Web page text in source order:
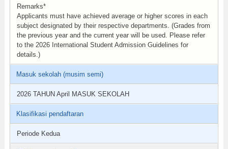
Remarks*
Applicants must have achieved average or higher scores in each
subject designated by their respective departments. (Grades from
the previous year and the current year will be used. Please refer
to the 2026 International Student Admission Guidelines for
details.)
Masuk sekolah (musim semi)
2026 TAHUN April MASUK SEKOLAH
Klasifikasi pendaftaran
Periode Kedua